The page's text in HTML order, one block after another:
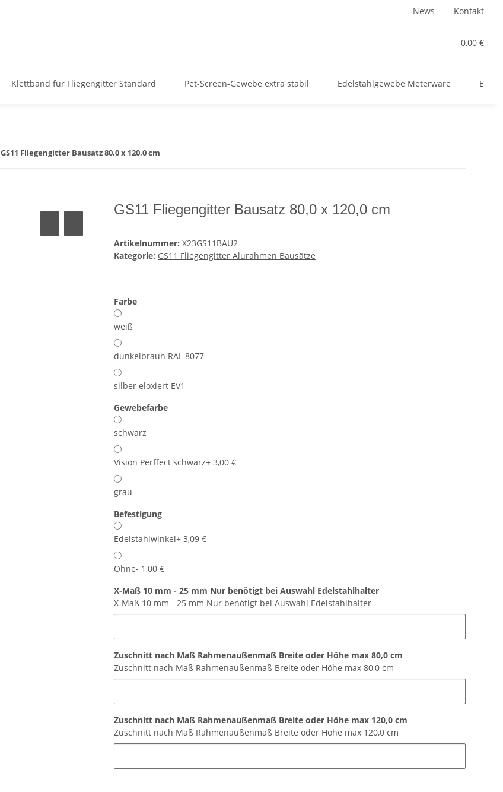
News Kontakt
0,00 €
Klettband für Fliegengitter Standard Pet-Screen-Gewebe extra stabil Edelstahlgewebe Meterware
GS11 Fliegengitter Bausatz 80,0 x 120,0 cm
GS11 Fliegengitter Bausatz 80,0 x 120,0 cm
Artikelnummer: X23GS11BAU2
Kategorie: GS11 Fliegengitter Alurahmen Bausätze
Farbe
weiß
dunkelbraun RAL 8077
silber eloxiert EV1
Gewebefarbe
schwarz
Vision Perffect schwarz+ 3,00 €
grau
Befestigung
Edelstahlwinkel+ 3,09 €
Ohne- 1,00 €
X-Maß 10 mm - 25 mm Nur benötigt bei Auswahl Edelstahlhalter
X-Maß 10 mm - 25 mm Nur benötigt bei Auswahl Edelstahlhalter
Zuschnitt nach Maß Rahmenaußenmaß Breite oder Höhe max 80,0 cm
Zuschnitt nach Maß Rahmenaußenmaß Breite oder Höhe max 80,0 cm
Zuschnitt nach Maß Rahmenaußenmaß Breite oder Höhe max 120,0 cm
Zuschnitt nach Maß Rahmenaußenmaß Breite oder Höhe max 120,0 cm